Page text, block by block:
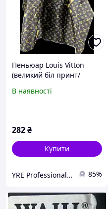
Пеньюар Louis Vitton
(великий біл принт/
В наявності
282₴
Купити
YRE Professional💅🏻 85%